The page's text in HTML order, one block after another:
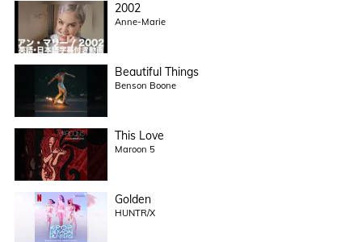
2002
Anne-Marie
Beautiful Things
Benson Boone
This Love
Maroon 5
Golden
HUNTR/X